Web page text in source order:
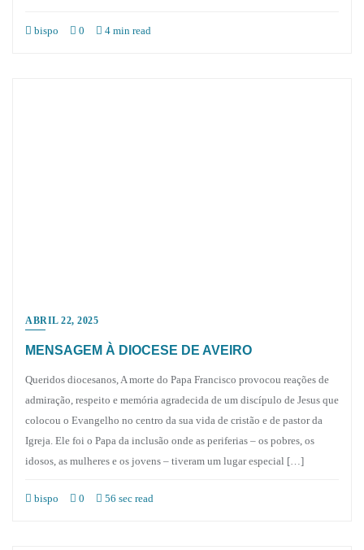
bispo 0 4 min read
ABRIL 22, 2025
MENSAGEM À DIOCESE DE AVEIRO
Queridos diocesanos, A morte do Papa Francisco provocou reações de
admiração, respeito e memória agradecida de um discípulo de Jesus que
colocou o Evangelho no centro da sua vida de cristão e de pastor da
Igreja. Ele foi o Papa da inclusão onde as periferias – os pobres, os
idosos, as mulheres e os jovens – tiveram um lugar especial […]
bispo 0 56 sec read